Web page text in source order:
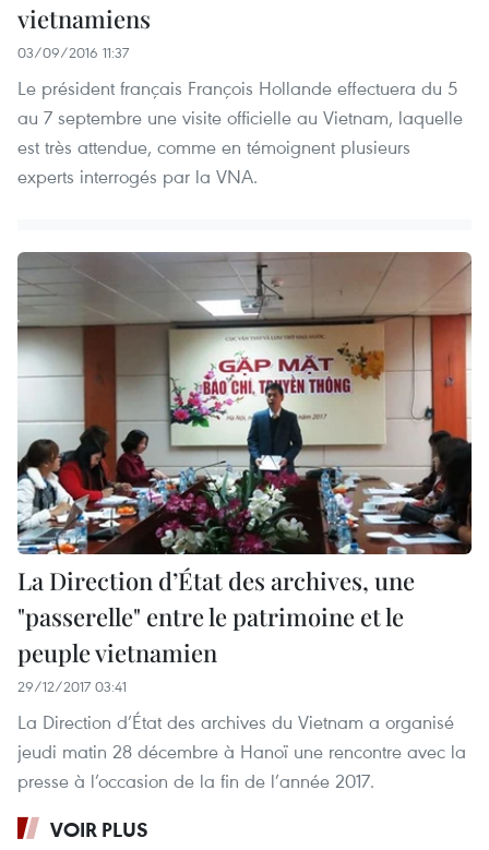
vietnamiens
03/09/2016 11:37
Le président français François Hollande effectuera du 5
au 7 septembre une visite officielle au Vietnam, laquelle
est très attendue, comme en témoignent plusieurs
experts interrogés par la VNA.
La Direction d’État des archives, une
"passerelle" entre le patrimoine et le
peuple vietnamien
29/12/2017 03:41
La Direction d’État des archives du Vietnam a organisé
jeudi matin 28 décembre à Hanoï une rencontre avec la
presse à l’occasion de la fin de l’année 2017.
VOIR PLUS